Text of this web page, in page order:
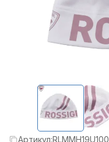
Артикул:RLMMH19U100